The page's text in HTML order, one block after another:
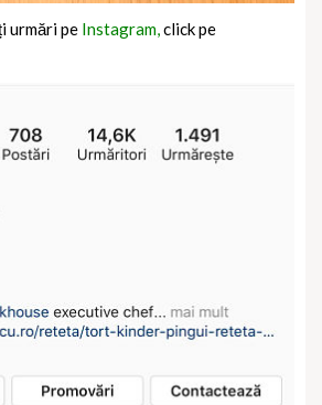
urmări pe Instagram,click pe